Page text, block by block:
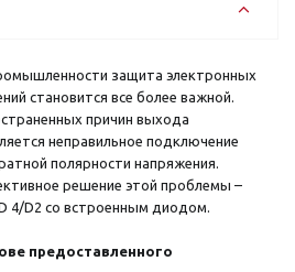
защита электронных
становится все более важной.
причин выхода
неправильное подключение
полярности напряжения.
решение этой проблемы –
4/D2 со встроенным диодом.
предоставленного